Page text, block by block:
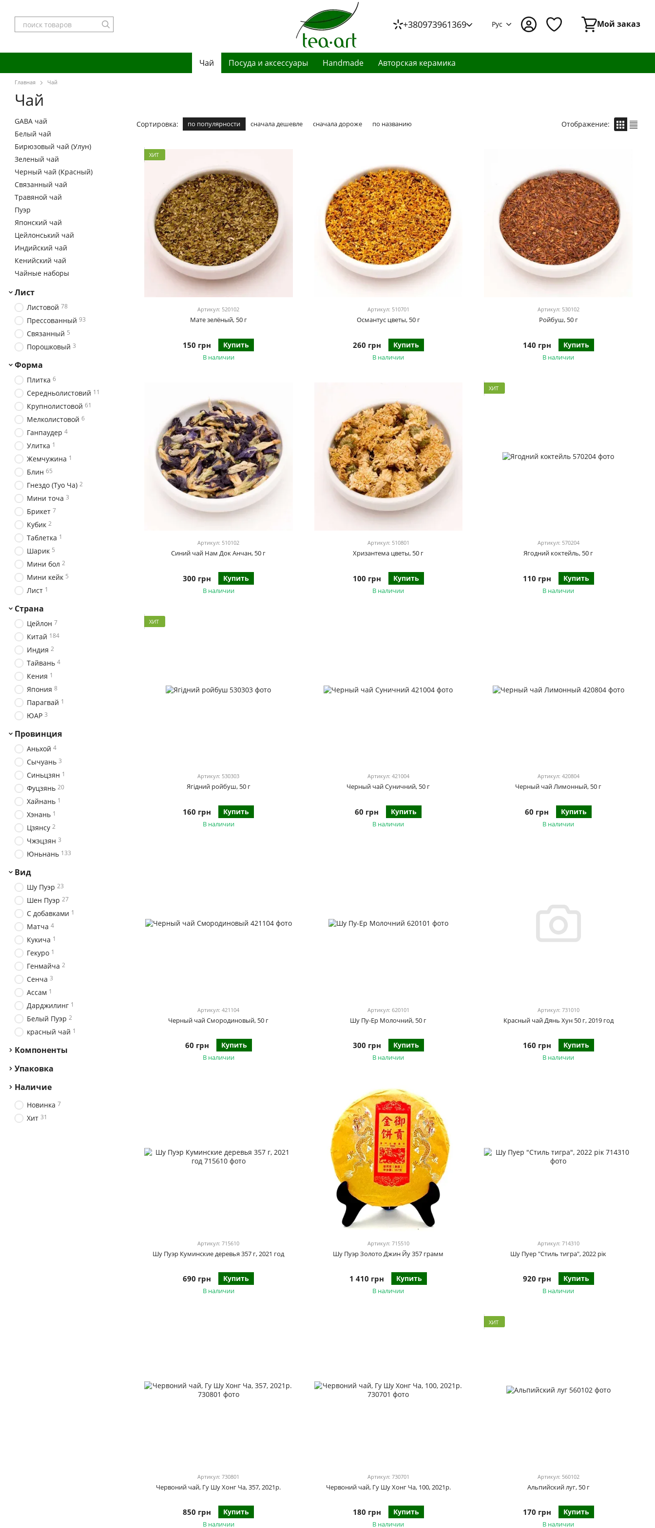
+380973961369 Рус Мой заказ
Чай Посуда и аксессуары Handmade Авторская керамика
Главная Чай
Чай
Сортировка: по популярности сначала дешевле сначала дороже по названию Отображение:
ХИТ
Артикул: 520102
Мате зелёный, 50 г
150 грн Купить
В наличии
Артикул: 510701
Османтус цветы, 50 г
260 грн Купить
В наличии
Артикул: 530102
Ройбуш, 50 г
140 грн Купить
В наличии
Артикул: 510102
Синий чай Нам Док Анчан, 50 г
300 грн Купить
В наличии
Артикул: 510801
Хризантема цветы, 50 г
100 грн Купить
В наличии
ХИТ
Артикул: 570204
Ягодний коктейль, 50 г
110 грн Купить
В наличии
ХИТ
Артикул: 530303
Ягідний ройбуш, 50 г
160 грн Купить
В наличии
Артикул: 421004
Черный чай Суничний, 50 г
60 грн Купить
В наличии
Артикул: 420804
Черный чай Лимонный, 50 г
60 грн Купить
В наличии
Артикул: 421104
Черный чай Смородиновый, 50 г
60 грн Купить
В наличии
Артикул: 620101
Шу Пу-Ер Молочний, 50 г
300 грн Купить
В наличии
Артикул: 731010
Красный чай Дянь Хун 50 г, 2019 год
160 грн Купить
В наличии
Артикул: 715610
Шу Пуэр Куминские деревья 357 г, 2021 год
690 грн Купить
В наличии
Артикул: 715510
Шу Пуэр Золото Джин Йу 357 грамм
1 410 грн Купить
В наличии
Артикул: 714310
Шу Пуер "Стиль тигра", 2022 рік
920 грн Купить
В наличии
Артикул: 730801
Червоний чай, Гу Шу Хонг Ча, 357, 2021р.
850 грн Купить
В наличии
Артикул: 730701
Червоний чай, Гу Шу Хонг Ча, 100, 2021р.
180 грн Купить
В наличии
ХИТ
Артикул: 560102
Альпийский луг, 50 г
170 грн Купить
В наличии
GABA чай
Белый чай
Бирюзовый чай (Улун)
Зеленый чай
Черный чай (Красный)
Связанный чай
Травяной чай
Пуэр
Японский чай
Цейлонський чай
Индийский чай
Кенийский чай
Чайные наборы
Лист
Листовой 78
Прессованный 93
Связанный 5
Порошковый 3
Форма
Плитка 6
Середньолистовий 11
Крупнолистовой 61
Мелколистовой 6
Ганпаудер 4
Улитка 1
Жемчужина 1
Блин 65
Гнездо (Туо Ча) 2
Мини точа 3
Брикет 7
Кубик 2
Таблетка 1
Шарик 5
Мини бол 2
Мини кейк 5
Лист 1
Страна
Цейлон 7
Китай 184
Индия 2
Тайвань 4
Кения 1
Япония 8
Парагвай 1
ЮАР 3
Провинция
Аньхой 4
Сычуань 3
Синьцзян 1
Фуцзянь 20
Хайнань 1
Хэнань 1
Цзянсу 2
Чжэцзян 3
Юньнань 133
Вид
Шу Пуэр 23
Шен Пуэр 27
С добавками 1
Матча 4
Кукича 1
Гекуро 1
Генмайча 2
Сенча 3
Ассам 1
Дарджилинг 1
Белый Пуэр 2
красный чай 1
Компоненты
Упаковка
Наличие
Новинка 7
Хит 31